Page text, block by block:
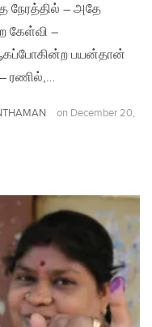
நேரத்தில் – அதே
கேள்வி –
ஆகப்போகின்ற பயன்தான்
ரணில்,…
on December 20,